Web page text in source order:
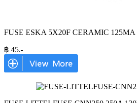
FUSE ESKA 5X20F CERAMIC 125MA
฿ 45.-